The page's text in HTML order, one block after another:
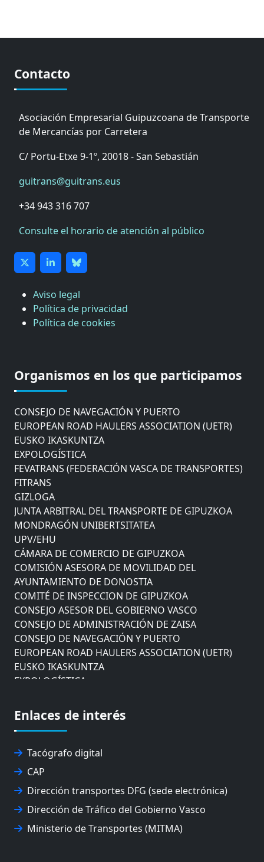
Contacto
Asociación Empresarial Guipuzcoana de Transporte
de Mercancías por Carretera
C/ Portu-Etxe 9-1º, 20018 - San Sebastián
guitrans@guitrans.eus
+34 943 316 707
Consulte el horario de atención al público
Aviso legal
Política de privacidad
Política de cookies
Organismos en los que participamos
CÁMARA DE COMERCIO DE GIPUZKOA
CONSEJO ASESOR DEL GOBIERNO VASCO
CONSEJO DE ADMINISTRACIÓN DE ZAISA
CONSEJO DE NAVEGACIÓN Y PUERTO
EUROPEAN ROAD HAULERS ASSOCIATION (UETR)
EUSKO IKASKUNTZA
EXPOLOGÍSTICA
FEVATRANS (FEDERACIÓN VASCA DE TRANSPORTES)
FITRANS
GIZLOGA
JUNTA ARBITRAL DEL TRANSPORTE DE GIPUZKOA
MONDRAGÓN UNIBERTSITATEA
UPV/EHU
CÁMARA DE COMERCIO DE GIPUZKOA
COMISIÓN ASESORA DE MOVILIDAD DEL
AYUNTAMIENTO DE DONOSTIA
COMITÉ DE INSPECCION DE GIPUZKOA
CONSEJO ASESOR DEL GOBIERNO VASCO
CONSEJO DE ADMINISTRACIÓN DE ZAISA
CONSEJO DE NAVEGACIÓN Y PUERTO
EUROPEAN ROAD HAULERS ASSOCIATION (UETR)
EUSKO IKASKUNTZA
EXPOLOGÍSTICA
GIZLOGA
JUNTA ARBITRAL DEL TRANSPORTE DE GIPUZKOA
UPV/EHU
Enlaces de interés
Tacógrafo digital
CAP
Dirección transportes DFG (sede electrónica)
Dirección de Tráfico del Gobierno Vasco
Ministerio de Transportes (MITMA)